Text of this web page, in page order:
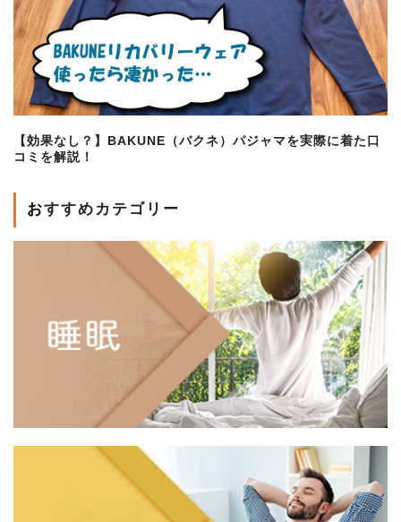
【効果なし？】BAKUNE（バクネ）パジャマを実際に着た口
コミを解説！
おすすめカテゴリー